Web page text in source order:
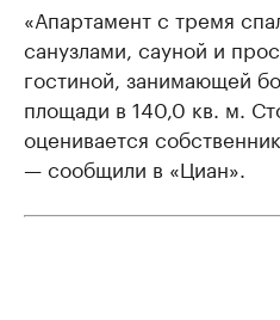
«Апартамент с тремя
санузлами, сауной и
гостиной, занимающей
площади в 140,0 кв. м.
оценивается
— сообщили в «Циан».